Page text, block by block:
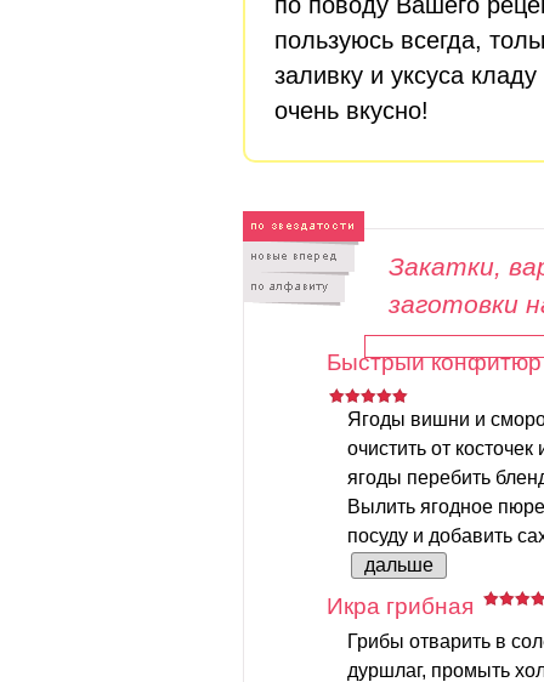
пользуюсь всегда,
заливку и уксуса
очень вкусно!
Закатки,
заготовки
Быстрый
Ягоды вишни и
очистить от
ягоды перебить
Вылить ягодное
посуду и добавить
дальше
Икра грибная
Грибы отварить в
дуршлаг, промыть